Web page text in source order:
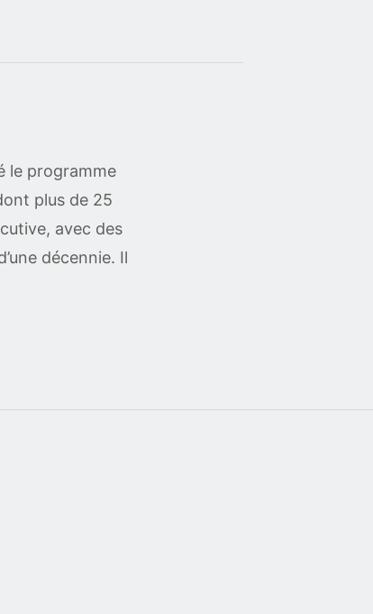
le programme
plus de 25
avec des
décennie. Il